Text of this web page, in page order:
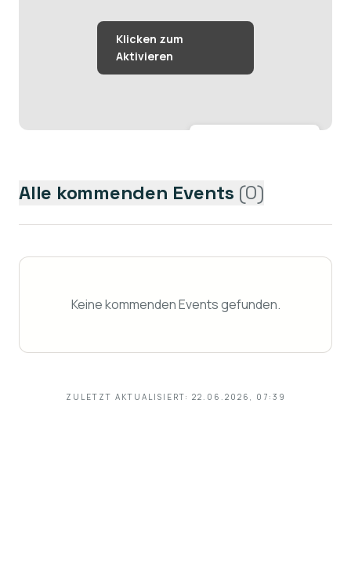
Alle kommenden Events (0)
Keine kommenden Events gefunden.
ZULETZT AKTUALISIERT: 22.06.2026, 07:39